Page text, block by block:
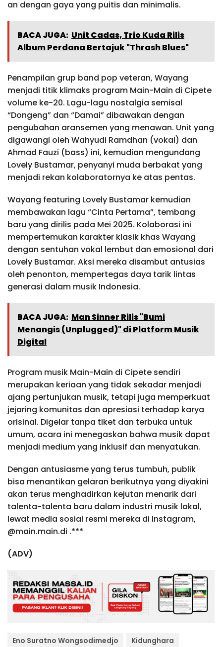
an dengan gaya yang puitis dan minimalis.
BACA JUGA: Unit Cadas, Trio Kuda Rilis
Album Perdana Bertajuk "Thrash Blues"
Penampilan grup band pop veteran, Wayang
menjadi titik klimaks program Main-Main di Cipete
volume ke-20. Lagu-lagu nostalgia semisal
“Dongeng” dan “Damai” dibawakan dengan
pengubahan aransemen yang menawan. Unit yang
digawangi oleh Wahyudi Ramdhan (vokal) dan
Ahmad Fauzi (bass) ini, kemudian mengundang
Lovely Bustamar, penyanyi muda berbakat yang
menjadi rekan kolaboratornya ke atas pentas.
Wayang featuring Lovely Bustamar kemudian
membawakan lagu “Cinta Pertama”, tembang
baru yang dirilis pada Mei 2025. Kolaborasi ini
mempertemukan karakter klasik khas Wayang
dengan sentuhan vokal lembut dan emosional dari
Lovely Bustamar. Aksi mereka disambut antusias
oleh penonton, mempertegas daya tarik lintas
generasi dalam musik Indonesia.
BACA JUGA: Man Sinner Rilis "Bumi
Menangis (Unplugged)" di Platform Musik
Digital
Program musik Main-Main di Cipete sendiri
merupakan keriaan yang tidak sekadar menjadi
ajang pertunjukan musik, tetapi juga memperkuat
jejaring komunitas dan apresiasi terhadap karya
orisinal. Digelar tanpa tiket dan terbuka untuk
umum, acara ini menegaskan bahwa musik dapat
menjadi medium yang inklusif dan menyatukan.
Dengan antusiasme yang terus tumbuh, publik
bisa menantikan gelaran berikutnya yang diyakini
akan terus menghadirkan kejutan menarik dari
talenta-talenta baru dalam industri musik lokal,
lewat media sosial resmi mereka di Instagram,
@main.main.di .***
(ADV)
Eno Suratno Wongsodimedjo Kidunghara